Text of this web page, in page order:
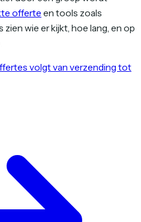
offerte en tools zoals
zien wie er kijkt, hoe lang, en op
volgt van verzending tot